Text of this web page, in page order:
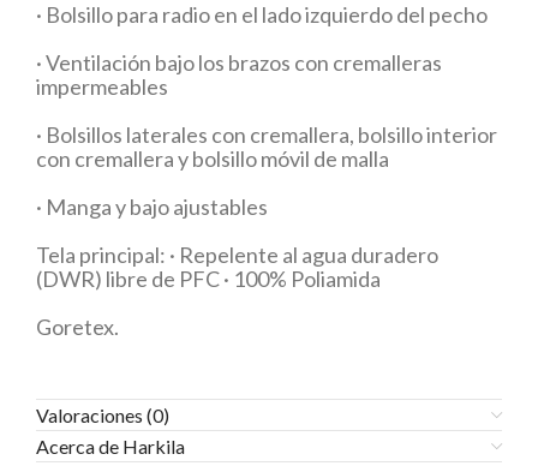
· Bolsillo para radio en el lado izquierdo del pecho
· Ventilación bajo los brazos con cremalleras
impermeables
· Bolsillos laterales con cremallera, bolsillo interior
con cremallera y bolsillo móvil de malla
· Manga y bajo ajustables
Tela principal: · Repelente al agua duradero
(DWR) libre de PFC · 100% Poliamida
Goretex.
Valoraciones (0)
Acerca de Harkila